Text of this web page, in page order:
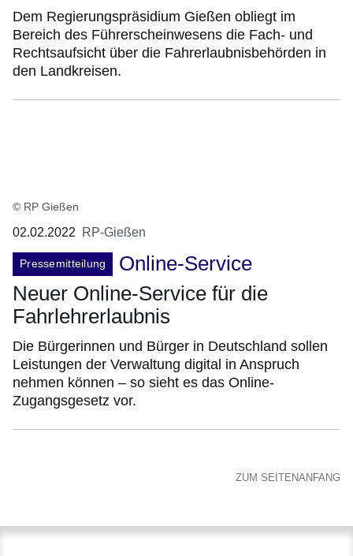
Dem Regierungspräsidium Gießen obliegt im
Bereich des Führerscheinwesens die Fach- und
Rechtsaufsicht über die Fahrerlaubnisbehörden in
den Landkreisen.
© RP Gießen
02.02.2022 RP-Gießen
Pressemitteilung
Online-Service
Neuer Online-Service für die
Fahrlehrerlaubnis
Die Bürgerinnen und Bürger in Deutschland sollen
Leistungen der Verwaltung digital in Anspruch
nehmen können – so sieht es das Online-
Zugangsgesetz vor.
ZUM SEITENANFANG